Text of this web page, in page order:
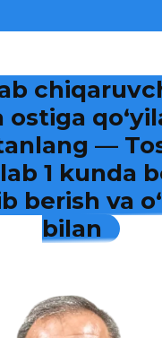
ostiga
—
1 kunda
berish va
bilan